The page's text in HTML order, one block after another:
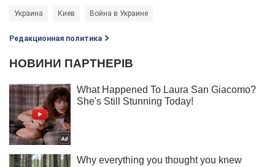
Украина Киев Война в Украине
Редакционная политика